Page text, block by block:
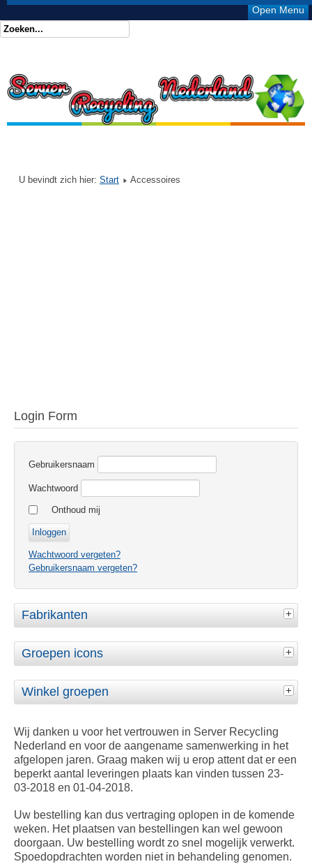
Open Menu
U bevindt zich hier: Start Accessoires
Login Form
Gebruikersnaam
Wachtwoord
Onthoud mij
Wachtwoord vergeten?
Gebruikersnaam vergeten?
Fabrikanten
Groepen icons
Winkel groepen
Wij danken u voor het vertrouwen in Server Recycling
Nederland en voor de aangename samenwerking in het
afgelopen jaren. Graag maken wij u erop attent dat er een
beperkt aantal leveringen plaats kan vinden tussen 23-
03-2018 en 01-04-2018.
Uw bestelling kan dus vertraging oplopen in de komende
weken. Het plaatsen van bestellingen kan wel gewoon
doorgaan. Uw bestelling wordt zo snel mogelijk verwerkt.
Spoedopdrachten worden niet in behandeling genomen.